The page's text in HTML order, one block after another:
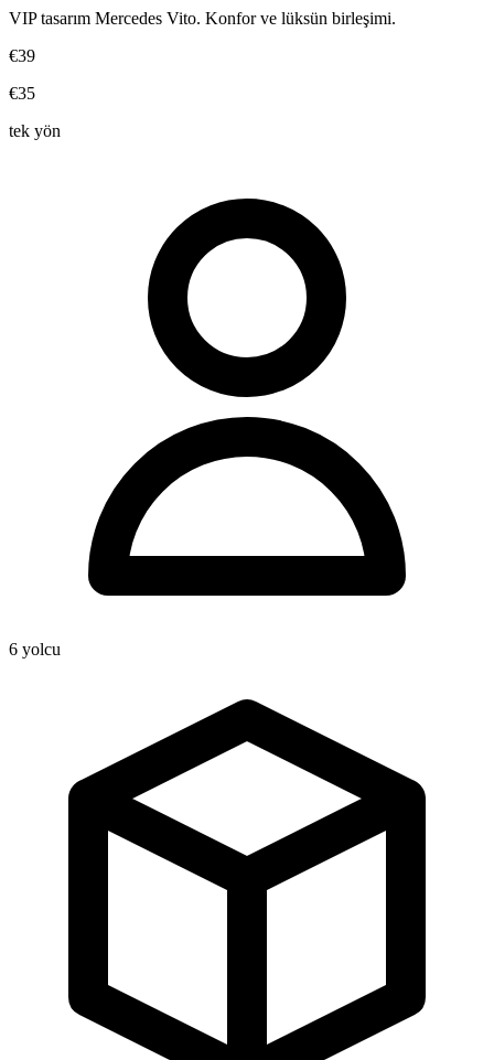
VIP tasarım Mercedes Vito. Konfor ve lüksün birleşimi.
€39
€35
tek yön
6 yolcu